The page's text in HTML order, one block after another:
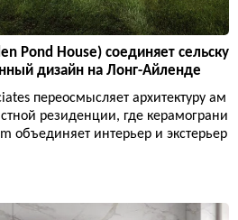
Pond House) соединяет сельску
дизайн на Лонг-Айленде
переосмысляет архитектуру ам
резиденции, где керамограни
объединяет интерьер и экстерьер